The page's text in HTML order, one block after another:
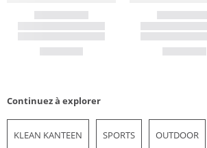
Continuez à explorer
KLEAN KANTEEN SPORTS OUTDOOR